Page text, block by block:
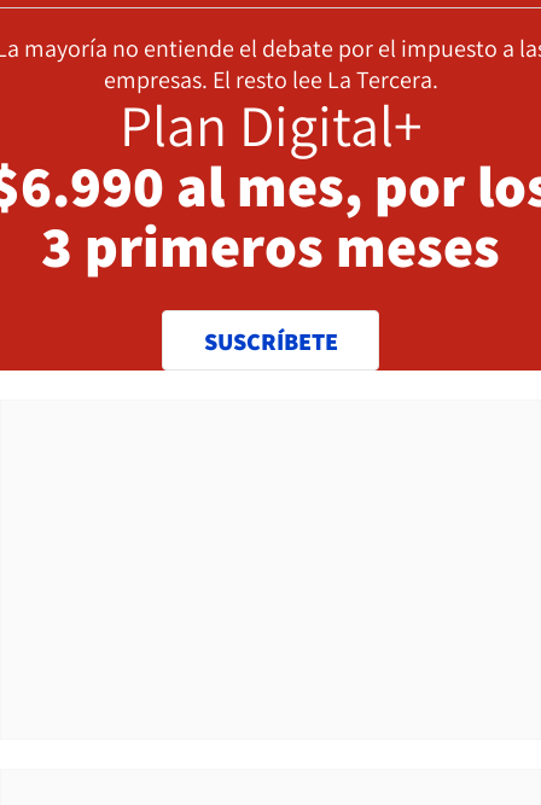
mayoría no entiende el debate por el impuesto a
empresas. El resto lee La Tercera.
Plan Digital+
al mes, por
3 primeros meses
SUSCRÍBETE